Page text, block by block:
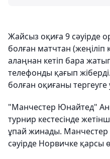
Жайсыз оқиға 9 сәуірде
болған матчтан (жеңіліп
алаңнан кетіп бара
телефонды қағып
болған оқиғаны тергеуге
"Манчестер Юнайтед"
турнир кестесінде
ұпай жинады. Манчестер
сәуірде Норвичке қарсы